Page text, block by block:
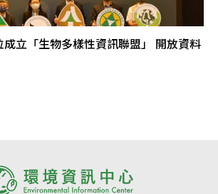
立「生物多樣性資訊聯盟」 開放資料